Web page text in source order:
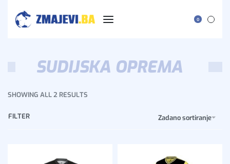
0
SUDIJSKA OPREMA
SHOWING ALL 2 RESULTS
Zadano sortiranje
FILTER